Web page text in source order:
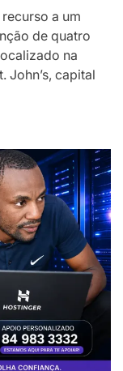
a um
de quatro
na
John’s, capital